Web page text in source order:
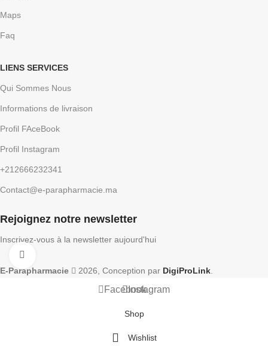
Maps
Faq
LIENS SERVICES
Qui Sommes Nous
Informations de livraison
Profil FAceBook
Profil Instagram
+212666232341
Contact@e-parapharmacie.ma
Rejoignez notre newsletter
Inscrivez-vous à la newsletter aujourd'hui
E-Parapharmacie 2026, Conception par DigiProLink
FacebookInstagram
Shop
Wishlist